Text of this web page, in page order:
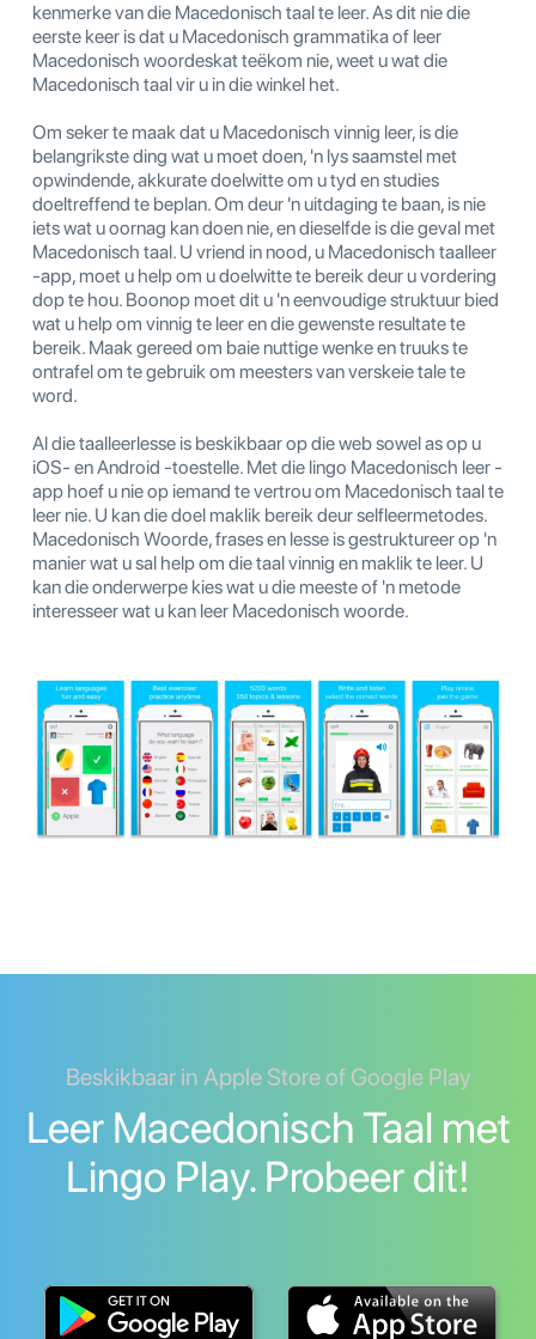
kenmerke van die Macedonisch taal te leer. As dit nie die
eerste keer is dat u Macedonisch grammatika of leer
Macedonisch woordeskat teëkom nie, weet u wat die
Macedonisch taal vir u in die winkel het.
Om seker te maak dat u Macedonisch vinnig leer, is die
belangrikste ding wat u moet doen, 'n lys saamstel met
opwindende, akkurate doelwitte om u tyd en studies
doeltreffend te beplan. Om deur 'n uitdaging te baan, is nie
iets wat u oornag kan doen nie, en dieselfde is die geval met
Macedonisch taal. U vriend in nood, u Macedonisch taalleer
-app, moet u help om u doelwitte te bereik deur u vordering
dop te hou. Boonop moet dit u 'n eenvoudige struktuur bied
wat u help om vinnig te leer en die gewenste resultate te
bereik. Maak gereed om baie nuttige wenke en truuks te
ontrafel om te gebruik om meesters van verskeie tale te
word.
Al die taalleerlesse is beskikbaar op die web sowel as op u
iOS- en Android -toestelle. Met die lingo Macedonisch leer -
app hoef u nie op iemand te vertrou om Macedonisch taal te
leer nie. U kan die doel maklik bereik deur selfleermetodes.
Macedonisch Woorde, frases en lesse is gestruktureer op 'n
manier wat u sal help om die taal vinnig en maklik te leer. U
kan die onderwerpe kies wat u die meeste of 'n metode
interesseer wat u kan leer Macedonisch woorde.
Beskikbaar in Apple Store of Google Play
Leer Macedonisch Taal met
Lingo Play. Probeer dit!